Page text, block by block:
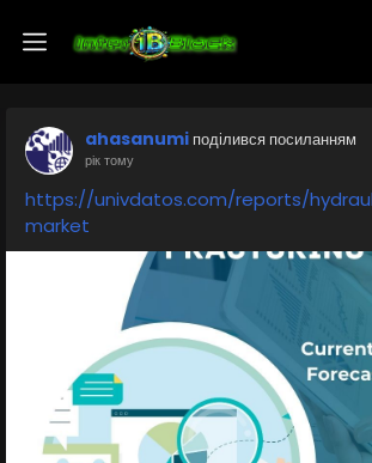
ahasanumi поділився посиланням
рік тому
https://univdatos.com/reports/
market